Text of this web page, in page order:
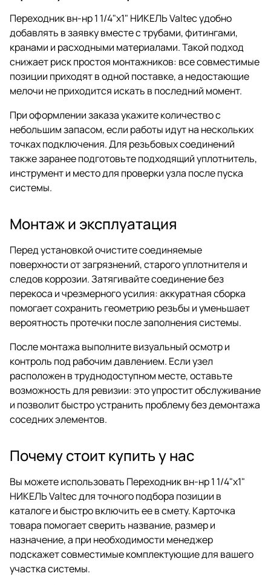
Переходник вн-нр 1 1/4"х1" НИКЕЛЬ Valtec удобно
добавлять в заявку вместе с трубами, фитингами,
кранами и расходными материалами. Такой подход
снижает риск простоя монтажников: все совместимые
позиции приходят в одной поставке, а недостающие
мелочи не приходится искать в последний момент.
При оформлении заказа укажите количество с
небольшим запасом, если работы идут на нескольких
точках подключения. Для резьбовых соединений
также заранее подготовьте подходящий уплотнитель,
инструмент и место для проверки узла после пуска
системы.
Монтаж и эксплуатация
Перед установкой очистите соединяемые
поверхности от загрязнений, старого уплотнителя и
следов коррозии. Затягивайте соединение без
перекоса и чрезмерного усилия: аккуратная сборка
помогает сохранить геометрию резьбы и уменьшает
вероятность протечки после заполнения системы.
После монтажа выполните визуальный осмотр и
контроль под рабочим давлением. Если узел
расположен в труднодоступном месте, оставьте
возможность для ревизии: это упростит обслуживание
и позволит быстро устранить проблему без демонтажа
соседних элементов.
Почему стоит купить у нас
Вы можете использовать Переходник вн-нр 1 1/4"х1"
НИКЕЛЬ Valtec для точного подбора позиции в
каталоге и быстро включить ее в смету. Карточка
товара помогает сверить название, размер и
назначение, а при необходимости менеджер
подскажет совместимые комплектующие для вашего
участка системы.